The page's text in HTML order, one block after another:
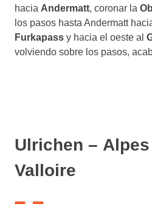
hacia Andermatt, coronar la
los pasos hasta Andermatt
Furkapass y hacia el oeste al
volviendo sobre los pasos,
Ulrichen –
Valloire